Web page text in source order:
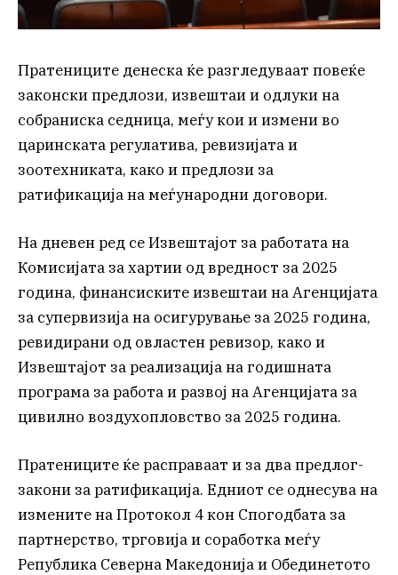
Пратениците денеска ќе разгледуваат повеќе
законски предлози, извештаи и одлуки на
собраниска седница, меѓу кои и измени во
царинската регулатива, ревизијата и
зоотехниката, како и предлози за
ратификација на меѓународни договори.
На дневен ред се Извештајот за работата на
Комисијата за хартии од вредност за 2025
година, финансиските извештаи на Агенцијата
за супервизија на осигурување за 2025 година,
ревидирани од овластен ревизор, како и
Извештајот за реализација на годишната
програма за работа и развој на Агенцијата за
цивилно воздухопловство за 2025 година.
Пратениците ќе расправаат и за два предлог-
закони за ратификација. Едниот се однесува на
измените на Протокол 4 кон Спогодбата за
партнерство, трговија и соработка меѓу
Република Северна Македонија и Обединетото